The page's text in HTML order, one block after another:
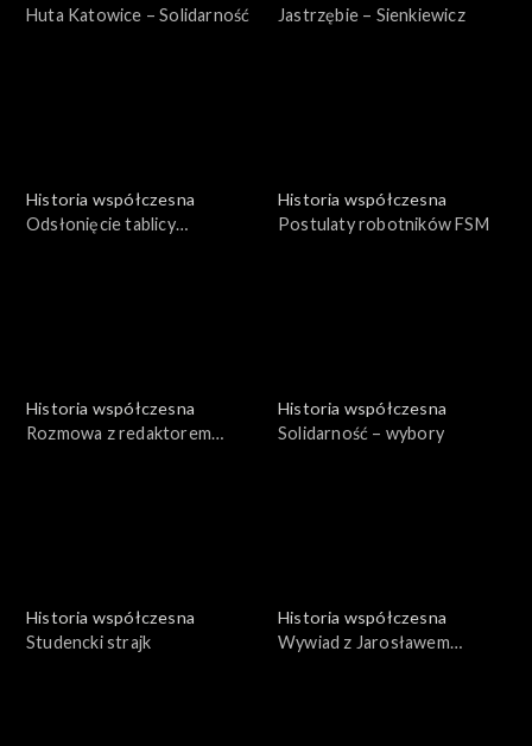
Huta Katowice – Solidarność
Jastrzębie – Sienkiewicz
Historia współczesna
Odsłonięcie tablicy
Historia współczesna
Postulaty robotników FSM
Historia współczesna
Rozmowa z redaktorem
Historia współczesna
Solidarność – wybory
Historia współczesna
Studencki strajk
Historia współczesna
Wywiad z Jarosławem